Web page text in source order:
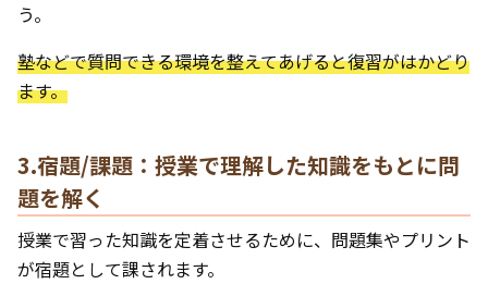
う。
塾などで質問できる環境を整えてあげると復習がはかどり
ます。
3.宿題/課題：授業で理解した知識をもとに問
題を解く
授業で習った知識を定着させるために、問題集やプリント
が宿題として課されます。